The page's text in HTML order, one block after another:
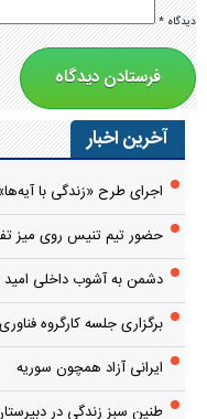
دیدگاه*
آخرین اخبار
اجرای طرح «زندگی با
حضور تیم تنیس روی میز
دشمن به آشوب داخلی
برگزاری جلسه کارگروه
ایرانی آزاد همچون سوریه
طنین سبز زندگی در